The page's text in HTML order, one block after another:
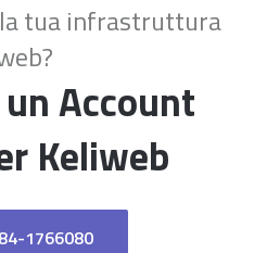
tua infrastruttura
Account
Keliweb
1766080